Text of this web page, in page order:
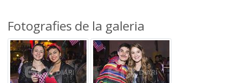
Fotografies de la galeria